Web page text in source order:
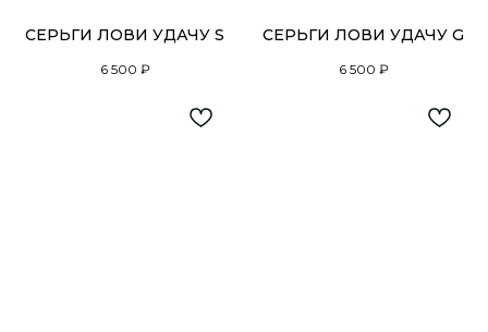
СЕРЬГИ ЛОВИ УДАЧУ S
6 500 ₽
СЕРЬГИ ЛОВИ УДАЧУ G
6 500 ₽